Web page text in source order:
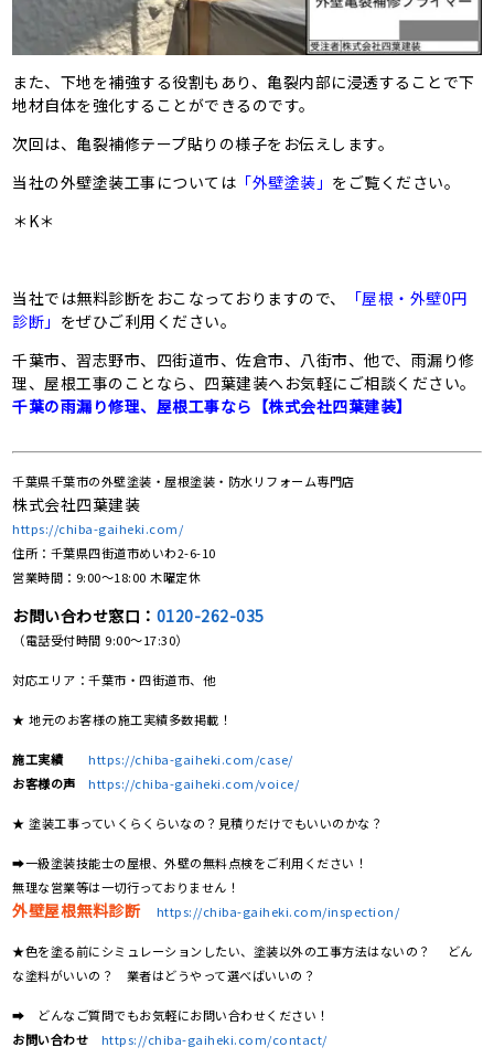
また、下地を補強する役割もあり、亀裂内部に浸透することで下
地材自体を強化することができるのです。
次回は、亀裂補修テープ貼りの様子をお伝えします。
当社の外壁塗装工事については 「外壁塗装」 をご覧ください。
＊K＊
当社では無料診断をおこなっておりますので、
「屋根・外壁0円
診断」 をぜひご利用ください。
千葉市、習志野市、四街道市、佐倉市、八街市、他で、雨漏り修
理、屋根工事のことなら、四葉建装へお気軽にご相談ください。
千葉の雨漏り修理、屋根工事なら【株式会社四葉建装】
千葉県千葉市の外壁塗装・屋根塗装・防水リフォーム専門店
株式会社四葉建装
https://chiba-gaiheki.com/
住所：千葉県四街道市めいわ2-6-10
営業時間：9:00〜18:00 木曜定休
お問い合わせ窓口： 0120-262-035
（電話受付時間 9:00〜17:30）
対応エリア：千葉市・四街道市、他
★ 地元のお客様の施工実績多数掲載！
施工実績
https://chiba-gaiheki.com/case/
お客様の声
https://chiba-gaiheki.com/voice/
★ 塗装工事っていくらくらいなの？見積りだけでもいいのかな？
➡一級塗装技能士の屋根、外壁の無料点検をご利用ください！
無理な営業等は一切行っておりません！
外壁屋根無料診断 https://chiba-gaiheki.com/inspection/
★色を塗る前にシミュレーションしたい、塗装以外の工事方法はないの？ どん
な塗料がいいの？ 業者はどうやって選べばいいの？
➡ どんなご質問でもお気軽にお問い合わせください！
お問い合わせ
https://chiba-gaiheki.com/contact/